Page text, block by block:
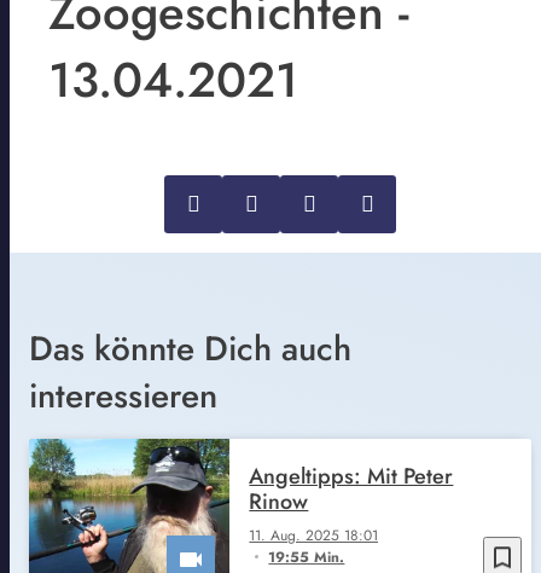
13.04.2021
Das könnte Dich auch
interessieren
bookmark_border
11. Aug. 2025 18:01
19:55 Min.
Angeltipps: Mit Peter
Rinow